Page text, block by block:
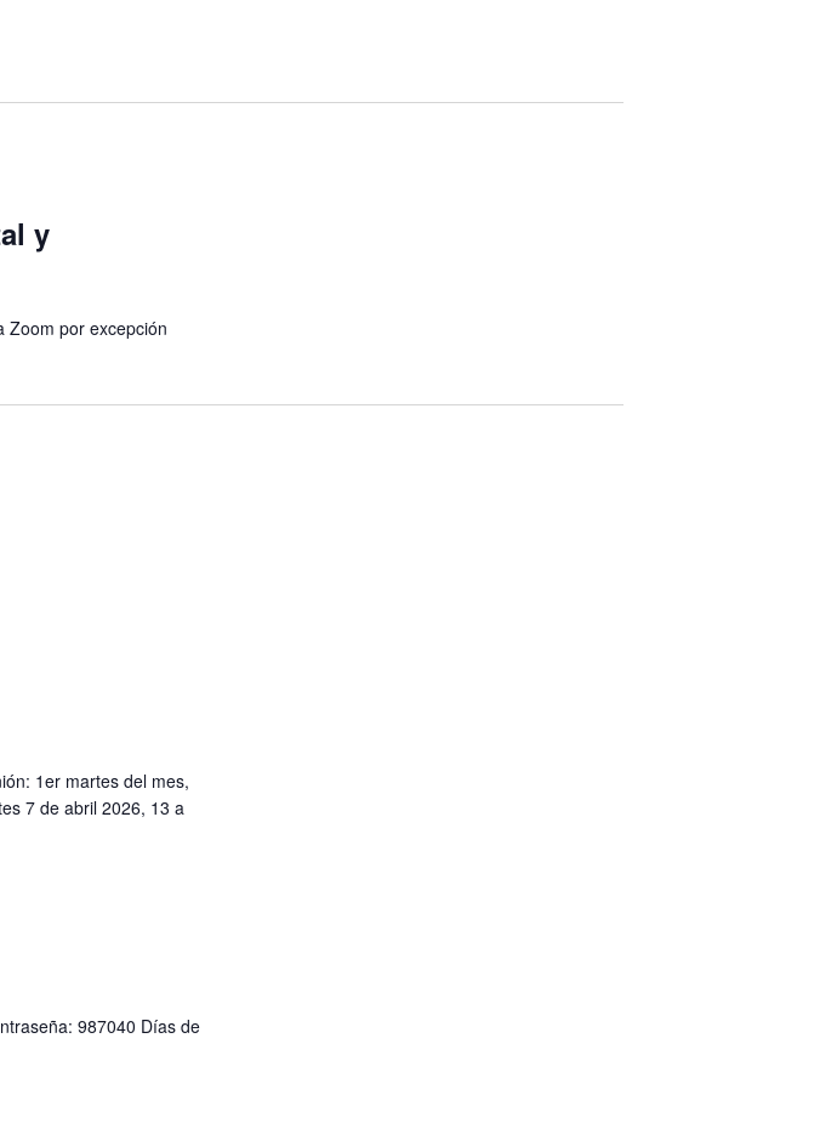
y
Zoom por excepción
1er martes del mes,
7 de abril 2026, 13 a
987040 Días de